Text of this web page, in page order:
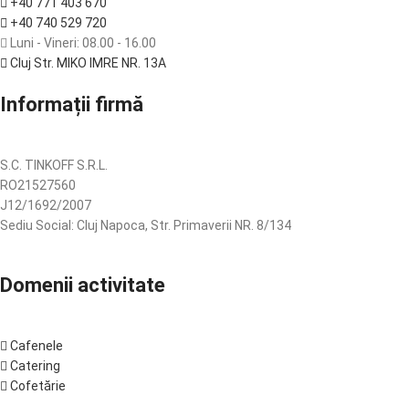
+40 771 403 670
+40 740 529 720
Luni - Vineri: 08.00 - 16.00
Cluj Str. MIKO IMRE NR. 13A
Informații firmă
S.C. TINKOFF S.R.L.
RO21527560
J12/1692/2007
Sediu Social: Cluj Napoca, Str. Primaverii NR. 8/134
Domenii activitate
Cafenele
Catering
Cofetărie